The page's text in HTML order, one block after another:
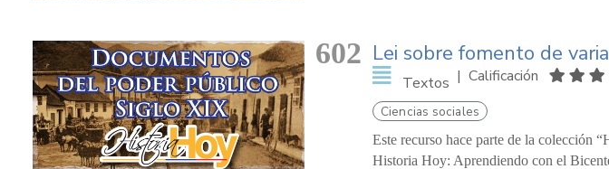
602 Lei sobre fomento de
Textos | Calificación
Ciencias sociales
Este recurso hace parte de la colección
Historia Hoy: Aprendiendo con el